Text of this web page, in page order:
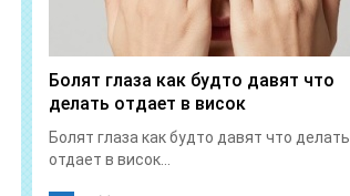
Болят глаза как будто давят что
делать отдает в висок
Болят глаза как будто давят что делать
отдает в висок...